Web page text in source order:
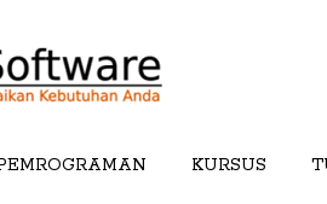
KURSUS